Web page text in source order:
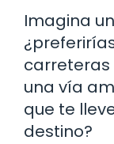
Imagina
carreteras
una vía
que te
destino?